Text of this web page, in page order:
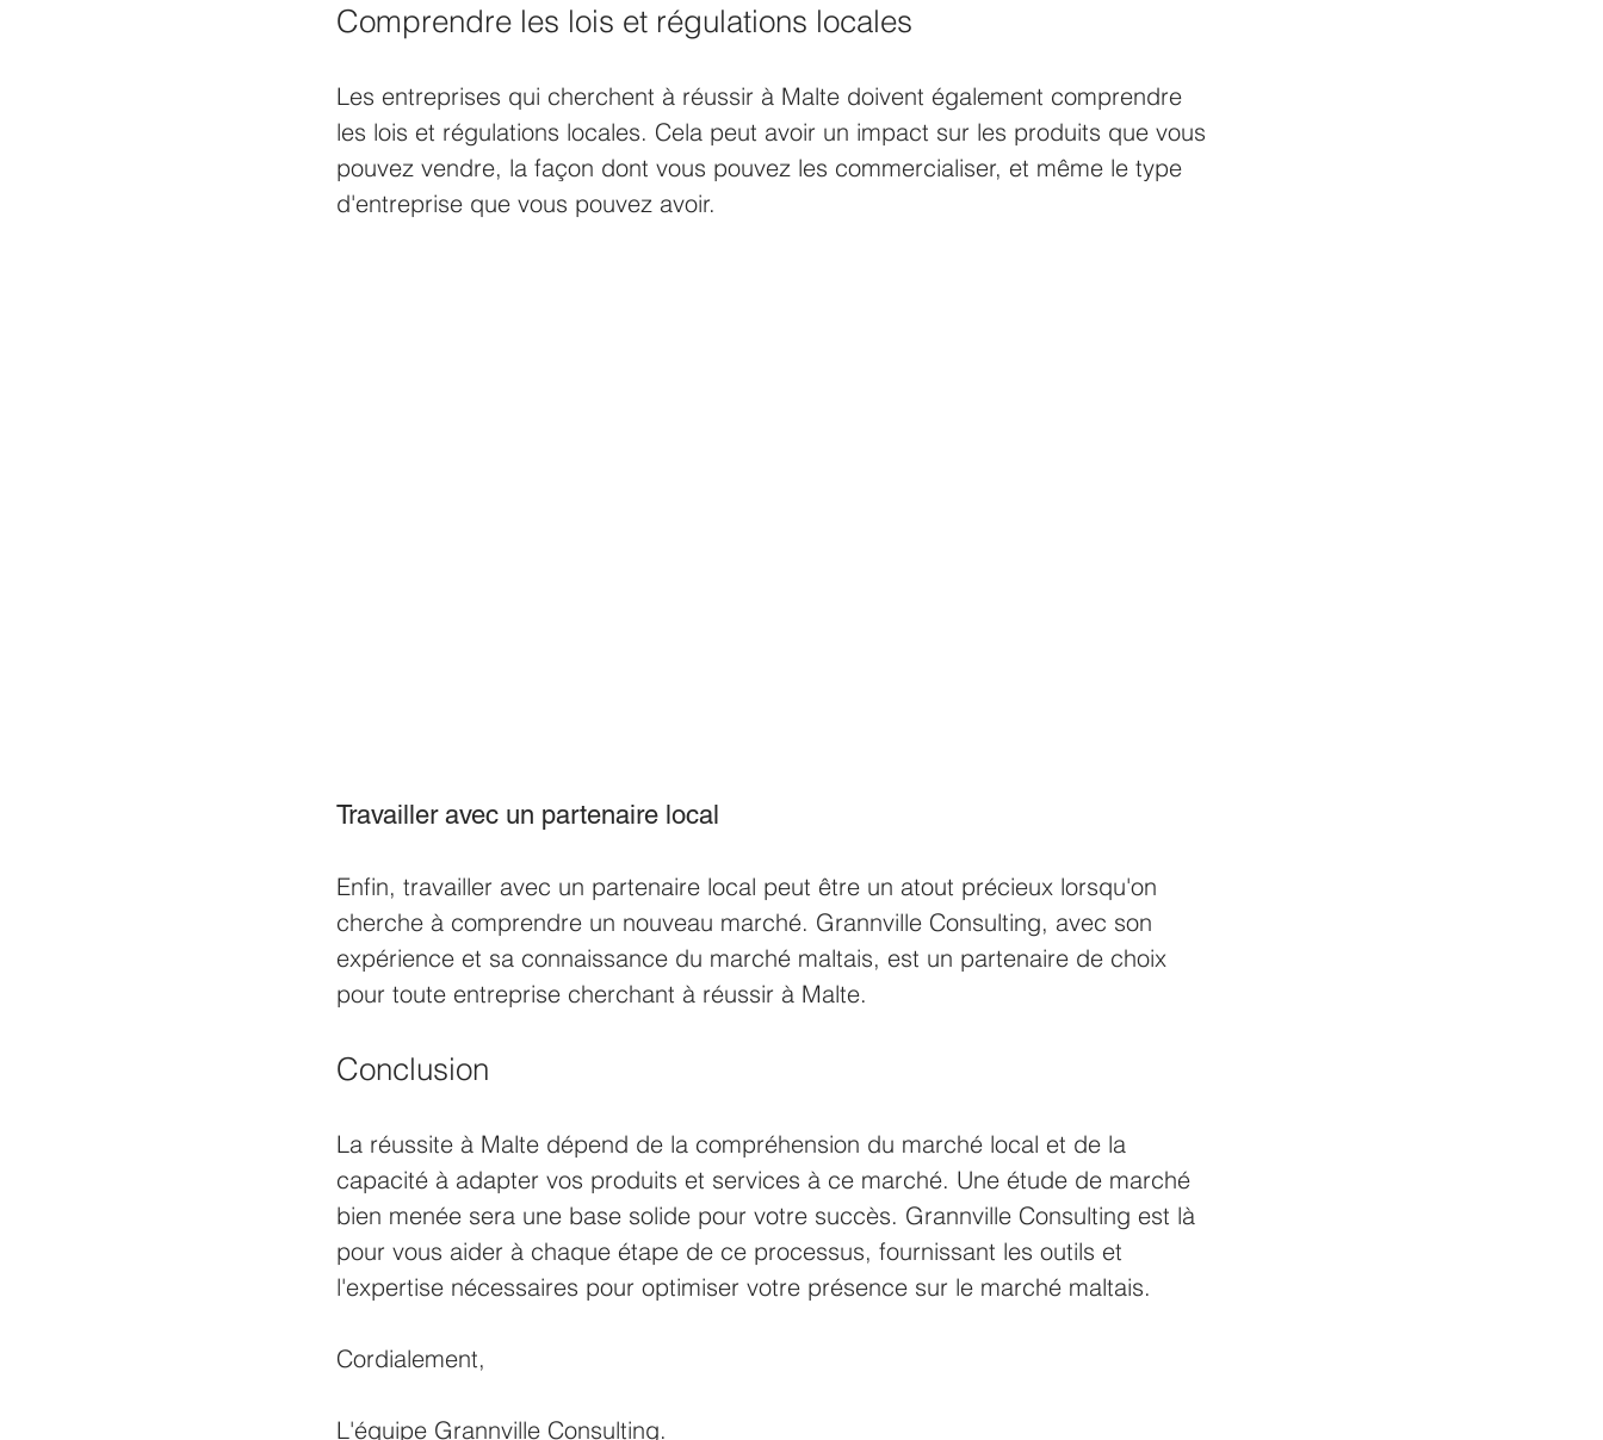
Comprendre les lois et régulations locales
Les entreprises qui cherchent à réussir à Malte doivent également comprendre
les lois et régulations locales. Cela peut avoir un impact sur les produits que vous
pouvez vendre, la façon dont vous pouvez les commercialiser, et même le type
d'entreprise que vous pouvez avoir.
Travailler avec un partenaire local
Enfin, travailler avec un partenaire local peut être un atout précieux lorsqu'on
cherche à comprendre un nouveau marché. Grannville Consulting, avec son
expérience et sa connaissance du marché maltais, est un partenaire de choix
pour toute entreprise cherchant à réussir à Malte.
Conclusion
La réussite à Malte dépend de la compréhension du marché local et de la
capacité à adapter vos produits et services à ce marché. Une étude de marché
bien menée sera une base solide pour votre succès. Grannville Consulting est là
pour vous aider à chaque étape de ce processus, fournissant les outils et
l'expertise nécessaires pour optimiser votre présence sur le marché maltais.
Cordialement,
L'équipe Grannville Consulting.